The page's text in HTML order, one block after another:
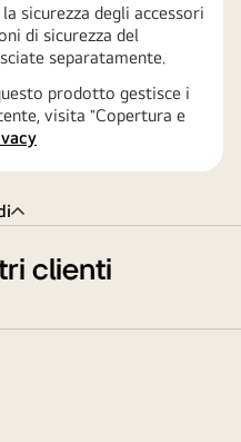
sicurezza degli accessori
di sicurezza del
separatamente.
prodotto gestisce i
visita ″Copertura e
clienti